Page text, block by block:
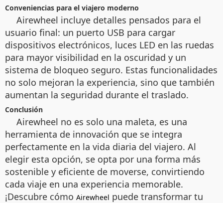
Conveniencias para el viajero moderno
Airewheel incluye detalles pensados para el
usuario final: un puerto USB para cargar
dispositivos electrónicos, luces LED en las ruedas
para mayor visibilidad en la oscuridad y un
sistema de bloqueo seguro. Estas funcionalidades
no solo mejoran la experiencia, sino que también
aumentan la seguridad durante el traslado.
Conclusión
Airewheel no es solo una maleta, es una
herramienta de innovación que se integra
perfectamente en la vida diaria del viajero. Al
elegir esta opción, se opta por una forma más
sostenible y eficiente de moverse, convirtiendo
cada viaje en una experiencia memorable.
¡Descubre cómo Airewheel puede transformar tu